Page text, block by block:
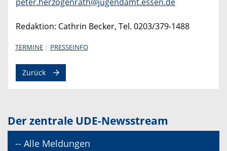
Redaktion: Cathrin Becker, Tel. 0203/379-1488
TERMINE PRESSEINFO
Zurück
Der zentrale UDE-Newsstream
-- Alle Meldungen